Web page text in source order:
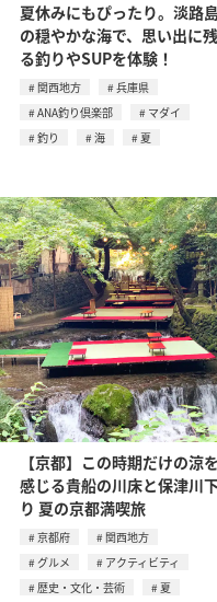
夏休みにもぴったり。淡路
の穏やかな海で、思い出に残
る釣りやSUPを体験！
関西地方
兵庫県
ANA釣り倶楽部
マダイ
釣り
海 夏
【京都】この時期だけの涼を
感じる貴船の川床と保津川
り 夏の京都満喫旅
京都府
関西地方
グルメ
アクティビティ
歴史・文化・芸術
夏